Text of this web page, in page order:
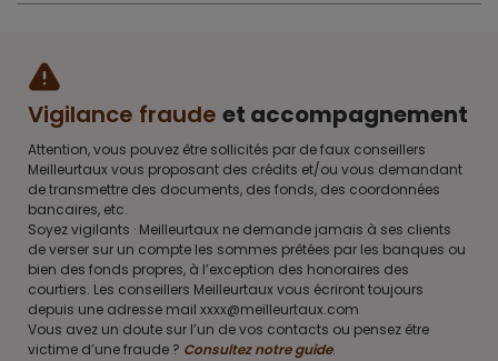
Vigilance fraude et accompagnement
Attention, vous pouvez être sollicités par de faux conseillers
Meilleurtaux vous proposant des crédits et/ou vous demandant
de transmettre des documents, des fonds, des coordonnées
bancaires, etc.
Soyez vigilants · Meilleurtaux ne demande jamais à ses clients
de verser sur un compte les sommes prêtées par les banques ou
bien des fonds propres, à l’exception des honoraires des
courtiers. Les conseillers Meilleurtaux vous écriront toujours
depuis une adresse mail xxxx@meilleurtaux.com
Vous avez un doute sur l’un de vos contacts ou pensez être
victime d’une fraude ? Consultez notre guide.